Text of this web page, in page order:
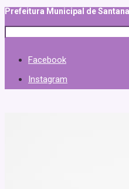
Prefeitura Municipal de Santana
Facebook
Instagram